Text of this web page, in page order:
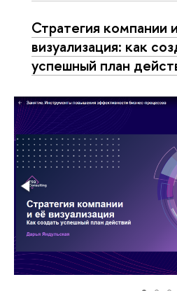
Стратегия компании
визуализация: как
успешный план